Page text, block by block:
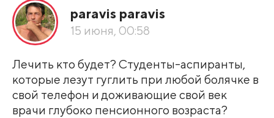
По рейтингу
Развернуть все
paravis paravis
15 июня, 00:58
Лечить кто будет? Студенты-аспиранты,
которые лезут гуглить при любой болячке в
свой телефон и доживающие свой век
врачи глубоко пенсионного возраста?